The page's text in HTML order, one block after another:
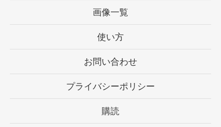
画像一覧
使い方
お問い合わせ
プライバシーポリシー
購読